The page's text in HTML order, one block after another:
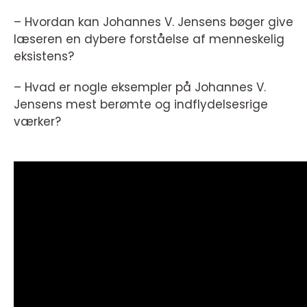
– Hvordan kan Johannes V. Jensens bøger give
læseren en dybere forståelse af menneskelig
eksistens?
– Hvad er nogle eksempler på Johannes V.
Jensens mest berømte og indflydelsesrige
værker?